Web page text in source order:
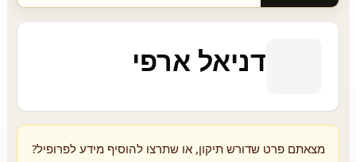
דניאל ארפי
מצאתם פרט שדורש תיקון, או שתרצו להוסיף מידע לפרופיל?